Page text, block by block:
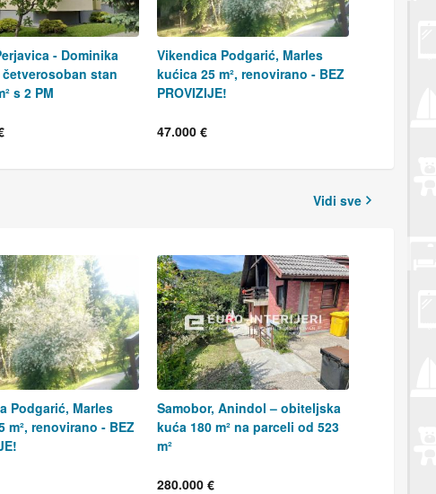
- Dominika
stan
s 2 PM
Vikendica Podgarić, Marles
kućica 25 m², renovirano - BEZ
PROVIZIJE!
47.000 €
Vidi sve
Podgarić, Marles
m², renovirano - BEZ
Samobor, Anindol – obiteljska
kuća 180 m² na parceli od 523
m²
280.000 €